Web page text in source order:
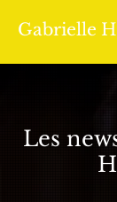
Gabrielle
Les